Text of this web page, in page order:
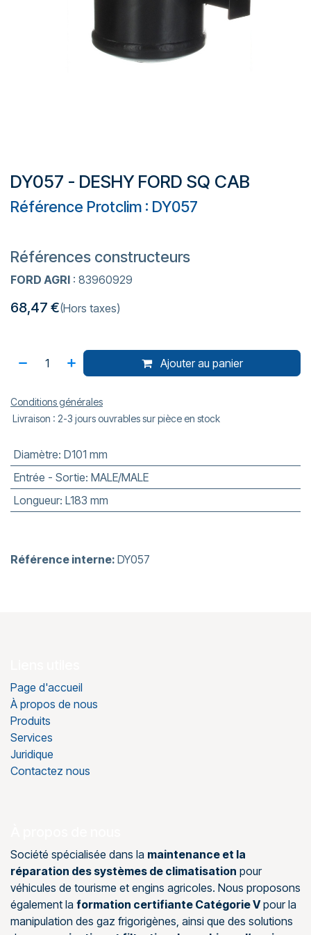
DY057 - DESHY FORD SQ CAB
Référence Protclim : DY057
Références constructeurs
FORD AGRI : 83960929
68,47 €(Hors taxes)
Ajouter au panier
Conditions générales
Livraison : 2-3 jours ouvrables sur pièce en stock
Diamètre: D101 mm
Entrée - Sortie: MALE/MALE
Longueur: L183 mm
Référence interne: DY057
Page d'accueil
À propos de nous
Produits
Services
Juridique
Contactez nous
Société spécialisée dans la maintenance et la
réparation des systèmes de climatisation pour
véhicules de tourisme et engins agricoles. Nous proposons
également la formation certifiante Catégorie Vpour la
manipulation des gaz frigorigènes, ainsi que des solutions